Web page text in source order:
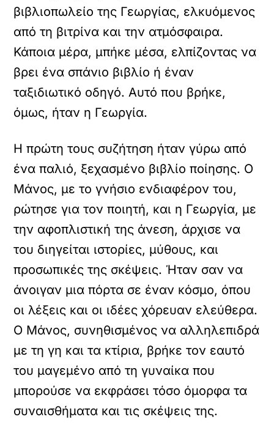
βιβλιοπωλείο της Γεωργίας, ελκυόμενος
από τη βιτρίνα και την ατμόσφαιρα.
Κάποια μέρα, μπήκε μέσα, ελπίζοντας να
βρει ένα σπάνιο βιβλίο ή έναν
ταξιδιωτικό οδηγό. Αυτό που βρήκε,
όμως, ήταν η Γεωργία.
Η πρώτη τους συζήτηση ήταν γύρω από
ένα παλιό, ξεχασμένο βιβλίο ποίησης. Ο
Μάνος, με το γνήσιο ενδιαφέρον του,
ρώτησε για τον ποιητή, και η Γεωργία, με
την αφοπλιστική της άνεση, άρχισε να
του διηγείται ιστορίες, μύθους, και
προσωπικές της σκέψεις. Ήταν σαν να
άνοιγαν μια πόρτα σε έναν κόσμο, όπου
οι λέξεις και οι ιδέες χόρευαν ελεύθερα.
Ο Μάνος, συνηθισμένος να αλληλεπιδρά
με τη γη και τα κτίρια, βρήκε τον εαυτό
του μαγεμένο από τη γυναίκα που
μπορούσε να εκφράσει τόσο όμορφα τα
συναισθήματα και τις σκέψεις της.